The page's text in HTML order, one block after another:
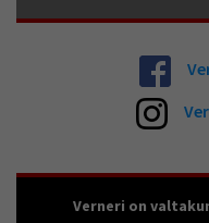
Verneri on